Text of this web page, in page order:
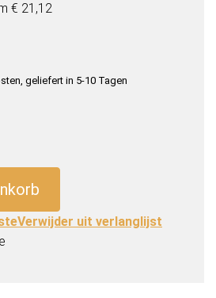
€ 21,12
geliefert in 5-10 Tagen
Verwijder uit verlanglijst